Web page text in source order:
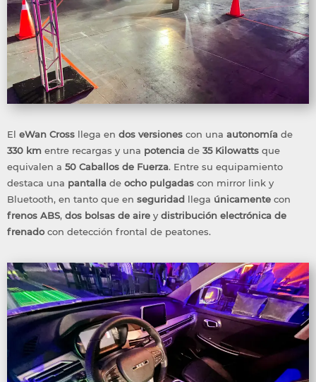
El eWan Cross llega en dos versiones con una autonomía de
330 km entre recargas y una potencia de 35 Kilowatts que
equivalen a 50 Caballos de Fuerza. Entre su equipamiento
destaca una pantalla de ocho pulgadas con mirror link y
Bluetooth, en tanto que en seguridad llega únicamente con
frenos ABS, dos bolsas de aire y distribución electrónica de
frenadocon detección frontal de peatones.